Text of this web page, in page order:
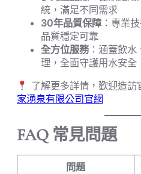
統，滿足不同需求
30年品質保障：專業
品質穩定可靠
全方位服務：涵蓋飲水
理，全面守護用水安全
了解更多詳情，歡迎造訪
家湧泉有限公司官網
FAQ 常見問題
問題